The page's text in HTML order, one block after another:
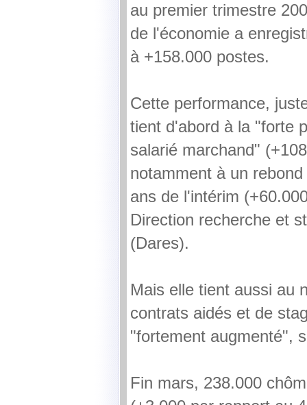
au premier trimestre
de l'économie a
à +158.000 postes.
Cette performance,
tient d'abord à la "forte
salarié marchand"
notamment à un
ans de l'intérim
Direction recherche et
(Dares).
Mais elle tient aussi au
contrats aidés et de
"fortement augmenté",
Fin mars, 238.000